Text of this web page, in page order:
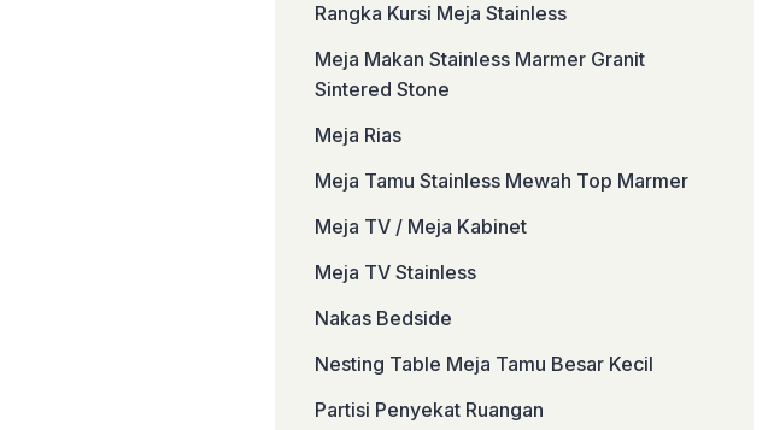
Rangka Kursi Meja Stainless
Meja Makan Stainless Marmer Granit
Sintered Stone
Meja Rias
Meja Tamu Stainless Mewah Top Marmer
Meja TV / Meja Kabinet
Meja TV Stainless
Nakas Bedside
Nesting Table Meja Tamu Besar Kecil
Partisi Penyekat Ruangan